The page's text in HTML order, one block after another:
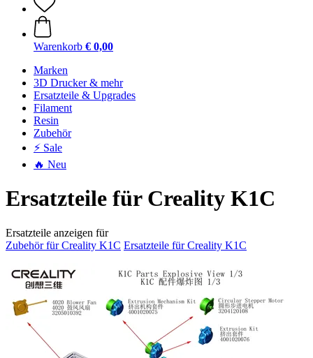
Warenkorb € 0,00
Marken
3D Drucker & mehr
Ersatzteile & Upgrades
Filament
Resin
Zubehör
⚡ Sale
🔥 Neu
Ersatzteile für Creality K1C
Ersatzteile anzeigen für
Zubehör für Creality K1C Ersatzteile für Creality K1C